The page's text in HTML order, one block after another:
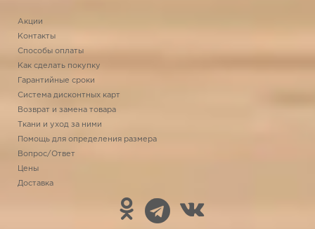
Акции
Контакты
Способы оплаты
Как сделать покупку
Гарантийные сроки
Система дисконтных карт
Возврат и замена товара
Ткани и уход за ними
Помощь для определения размера
Вопрос/Ответ
Цены
Доставка